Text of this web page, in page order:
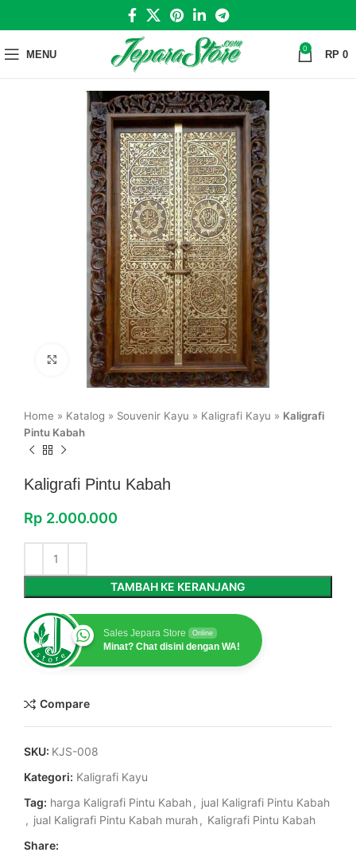
MENU 0 RP 0
Click to enlarge
Home » Katalog » Souvenir Kayu » Kaligrafi Kayu » Kaligrafi
Pintu Kabah
Kaligrafi Pintu Kabah
Rp 2.000.000
TAMBAH KE KERANJANG
Sales Jepara Store Online
Minat? Chat disini dengan WA!
Compare
SKU: KJS-008
Kategori: Kaligrafi Kayu
Tag: harga Kaligrafi Pintu Kabah, jual Kaligrafi Pintu Kabah
, jual Kaligrafi Pintu Kabah murah, Kaligrafi Pintu Kabah
Share: